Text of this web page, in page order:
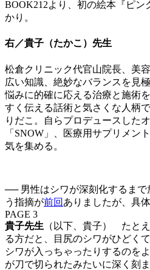
BOOK212より、初の絵本『ピ
かり。
右／貴子（たかこ）先生
松倉クリニック代官山院長、美
広い知識、絶妙なバランスを見
悩みに的確に応える治療と施術
すく伝える話術と気さくな人柄
りだこ。自らプロデュースした
「SNOW」、医療用サプリメント
気を集める。
── 男性はシワが深刻化するまで
う指摘が前回 ありましたが、具
PAGE 3
貴子先生 （以下、貴子） たと
る方だと、目尻のシワがひどく
シワが入っちゃったりするのを
が刀で切られたみたいに深く刻